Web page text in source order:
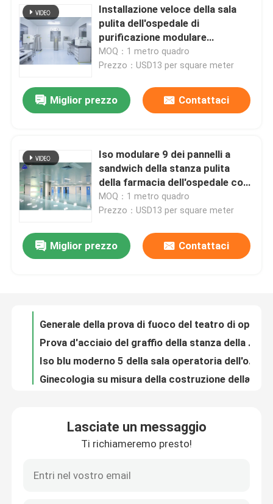
Casa
Prodotti
Contattici
Notizie
Installazione veloce della sala
pulita dell'ospedale di
purificazione modulare
industriale modulare di iso
MOQ：1 metro quadro
Prezzo：USD13 per square meter
Miglior prezzo Contattaci
Iso modulare 9 dei pannelli a
sandwich della stanza pulita
della farmacia dell'ospedale con
il portello scorrevole
MOQ：1 metro quadro
Prezzo：USD13 per square meter
Miglior prezzo Contattaci
Elettricità statica della stanza del teatro dell'ospedale di acciaio inossidabile del teatro di operazione della chirurgia di ginecologia anti
Sala operatoria generale anestetica di acciaio inossidabile della sala operatoria dell'ospedale
Lasciate un messaggio
Ti richiameremo presto!